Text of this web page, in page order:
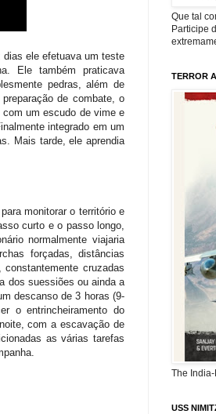
dias ele efetuava um teste
Ele também praticava
pedras, além de
de combate, o
um escudo de vime e
integrado em um
Mais tarde, ele aprendia
monitorar o território e
curto e o passo longo,
normalmente viajaria
forçadas, distâncias
cruzadas
dos suessiões ou ainda a
descanso de 3 horas (9-
o entrincheiramento do
com a escavação de
as várias tarefas
Que tal
Participe
TERROR
The
USS